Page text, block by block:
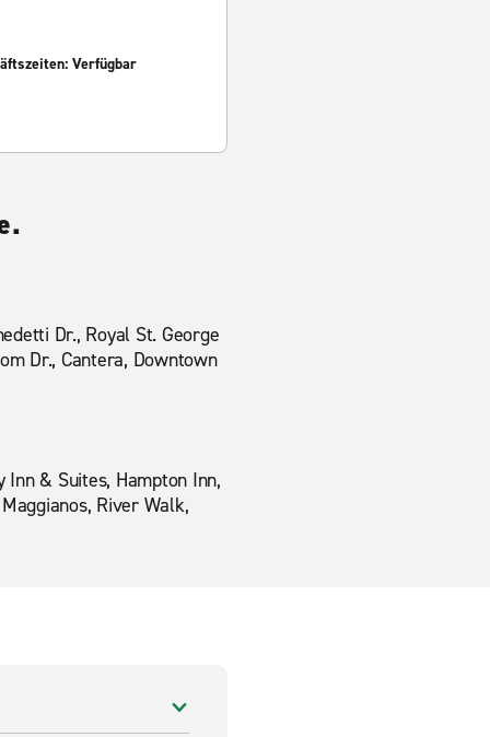
Verfügbar
Dr., Royal St. George
Dr., Cantera, Downtown
& Suites, Hampton Inn,
River Walk,